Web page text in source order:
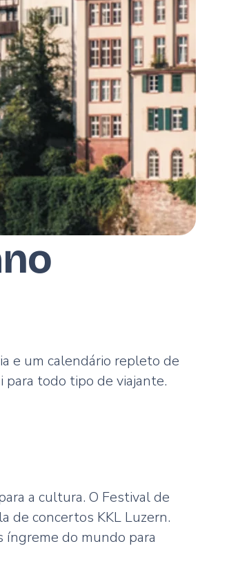
e um calendário repleto de
para todo tipo de viajante.
a cultura. O Festival de
de concertos KKL Luzern.
íngreme do mundo para